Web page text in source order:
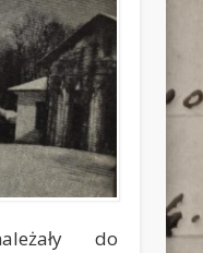
do